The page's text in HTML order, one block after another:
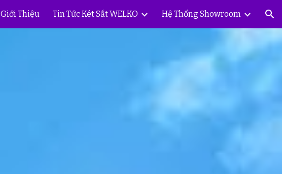
Skip to navigation
Giới Thiệu Tin Tức Két Sắt WELKO Hệ Thống Showroom